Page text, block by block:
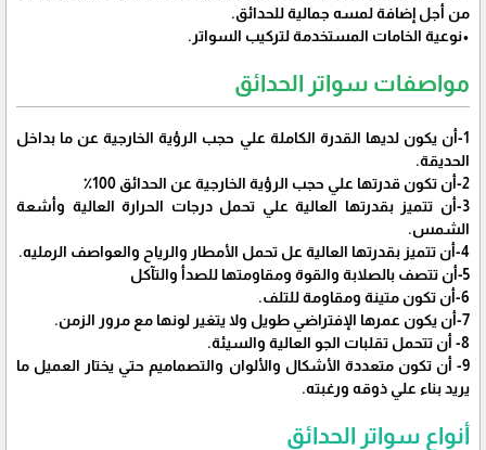
من أجل إضافة لمسه جمالية للحدائق.
•نوعية الخامات المستخدمة لتركيب السواتر.
مواصفات سواتر الحدائق
1-أن يكون لديها القدرة الكاملة علي حجب الرؤية الخارجية عن ما بداخل
الحديقة.
2-أن تكون قدرتها علي حجب الرؤية الخارجية عن الحدائق 100٪
3-أن تتميز بقدرتها العالية علي تحمل درجات الحرارة العالية وأشعة
الشمس.
4-أن تتميز بقدرتها العالية عل تحمل الأمطار والرياح والعواصف الرمليه.
5-أن تتصف بالصلابة والقوة ومقاومتها للصدأ والتآكل
6-أن تكون متينة ومقاومة للتلف.
7-أن يكون عمرها الإفتراضي طويل ولا يتغير لونها مع مرور الزمن.
8- أن تتحمل تقلبات الجو العالية والسيئة.
9- أن تكون متعددة الأشكال والألوان والتصماميم حتي يختار العميل ما
يريد بناء علي ذوقه ورغبته.
أنواع سواتر الحدائق